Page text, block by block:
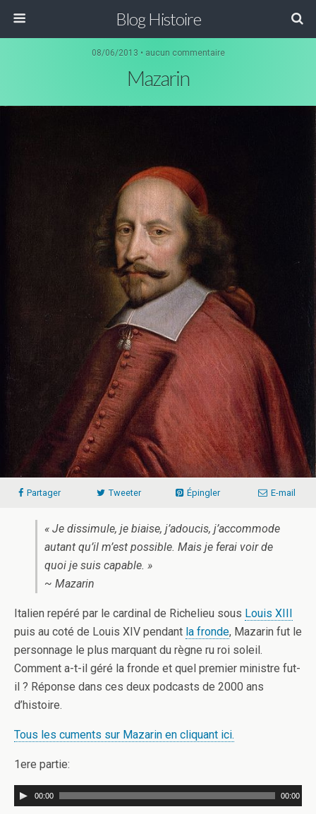
Blog Histoire
08/06/2013 • aucun commentaire
Mazarin
Partager Tweeter Épingler E-mail
« Je dissimule, je biaise, j’adoucis, j’accommode
autant qu’il m’est possible. Mais je ferai voir de
quoi je suis capable. »
~ Mazarin
Italien repéré par le cardinal de Richelieu sous Louis XIII
puis au coté de Louis XIV pendant la fronde, Mazarin fut le
personnage le plus marquant du règne ru roi soleil.
Comment a-t-il géré la fronde et quel premier ministre fut-
il ? Réponse dans ces deux podcasts de 2000 ans
d’histoire.
Tous les cuments sur Mazarin en cliquant ici.
1ere partie:
00:00 00:00